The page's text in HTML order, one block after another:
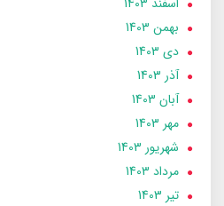
بهمن 1403
دی 1403
آذر 1403
آبان 1403
مهر 1403
شهریور 1403
مرداد 1403
تير 1403